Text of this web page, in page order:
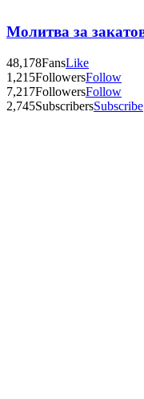
Молитва за
48,178FansLike
1,215FollowersFollow
7,217FollowersFollow
2,745SubscribersSubscribe